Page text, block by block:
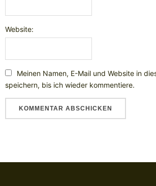
Website:
Meinen Namen, E-Mail und Website in
speichern, bis ich wieder kommentiere.